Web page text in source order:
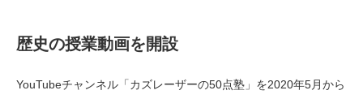
歴史の授業動画を開設
YouTubeチャンネル「カズレーザーの50点塾」を2020年5月から